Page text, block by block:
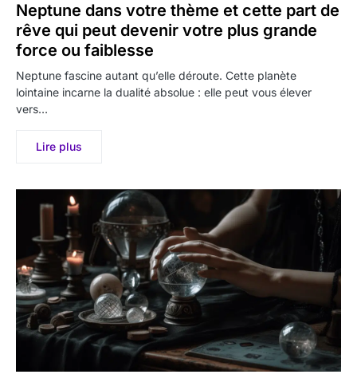
Neptune dans votre thème et cette part de
rêve qui peut devenir votre plus grande
force ou faiblesse
Neptune fascine autant qu’elle déroute. Cette planète
lointaine incarne la dualité absolue : elle peut vous élever
vers…
Lire plus